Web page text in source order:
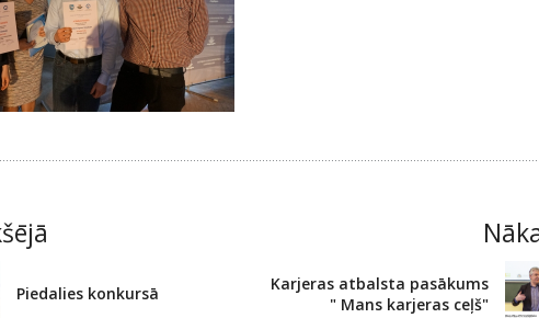
Piedalies konkursā
Karjeras atbalsta pasākums
" Mans karjeras ceļš"